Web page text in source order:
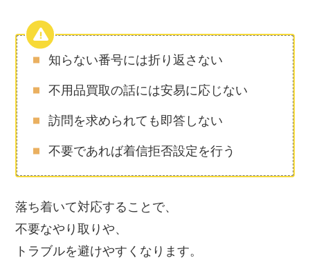
知らない番号には折り返さない
不用品買取の話には安易に応じない
訪問を求められても即答しない
不要であれば着信拒否設定を行う
落ち着いて対応することで、
不要なやり取りや、
トラブルを避けやすくなります。